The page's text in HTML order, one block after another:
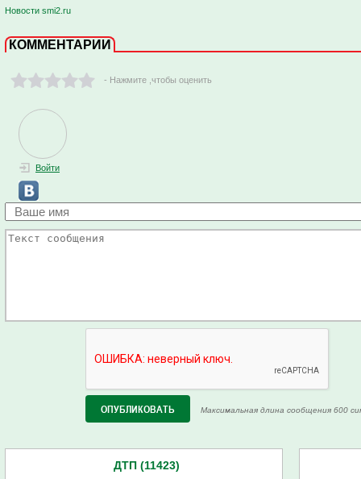
Новости smi2.ru
КОММЕНТАРИИ
- Нажмите ,чтобы оценить
Войти
Максимальная длина сообщения 600
ДТП (11423)